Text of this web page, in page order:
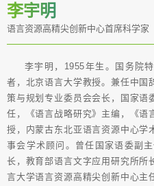
李宇明
语言资源高精尖创新中心首席科学家
李宇明，1955年生。国务院
者，北京语言大学教授。兼任中国
策与规划专业委员会会长，国家语
任，《语言战略研究》主编，《语
授，内蒙古东北亚语言资源中心学
事会学术顾问。曾任国家语委副
长，教育部语言文字应用研究所所
言大学语言资源高精尖创新中心主